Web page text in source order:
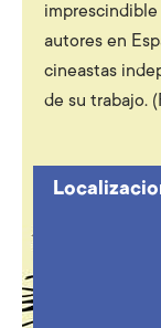
autores en
cineastas
de su trabajo.